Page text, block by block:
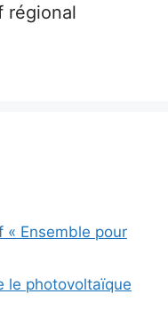
régional
« Ensemble pour
le photovoltaïque